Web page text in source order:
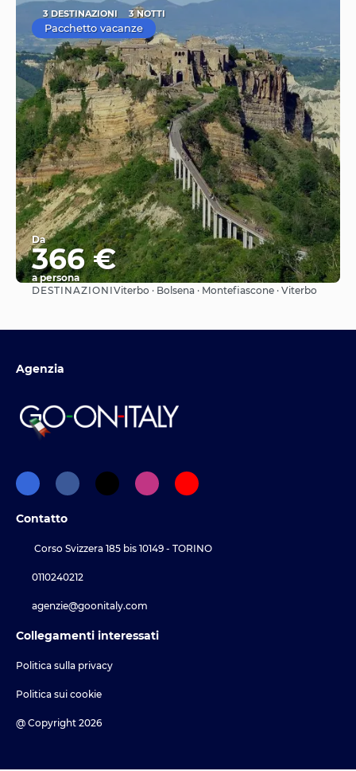
3 DESTINAZIONI 3 NOTTI
Pacchetto vacanze
Da
366 €
a persona
DESTINAZIONIViterbo · Bolsena · Montefiascone · Viterbo
Agenzia
Contatto
Corso Svizzera 185 bis 10149 - TORINO
0110240212
agenzie@goonitaly.com
Collegamenti interessati
Politica sulla privacy
Politica sui cookie
@ Copyright 2026